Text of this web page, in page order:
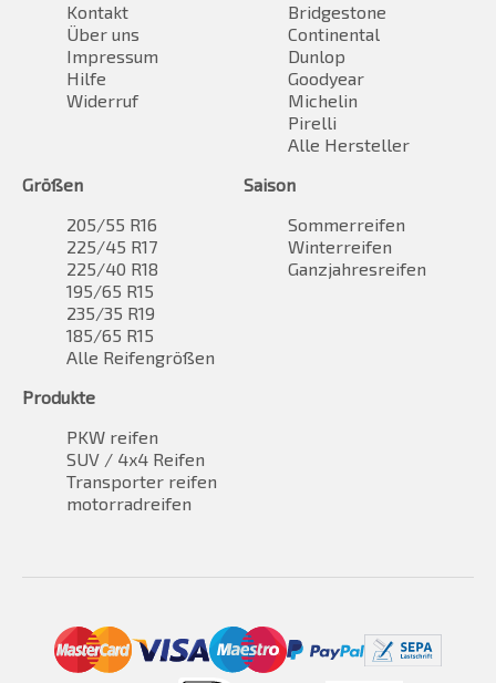
Kontakt
Über uns
Impressum
Hilfe
Widerruf
Bridgestone
Continental
Dunlop
Goodyear
Michelin
Pirelli
Alle Hersteller
Größen
205/55 R16
225/45 R17
225/40 R18
195/65 R15
235/35 R19
185/65 R15
Alle Reifengrößen
Saison
Sommerreifen
Winterreifen
Ganzjahresreifen
Produkte
PKW reifen
SUV / 4x4 Reifen
Transporter reifen
motorradreifen